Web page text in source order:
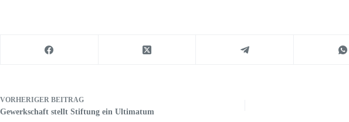
VORHERIGER BEITRAG
Gewerkschaft stellt Stiftung ein Ultimatum